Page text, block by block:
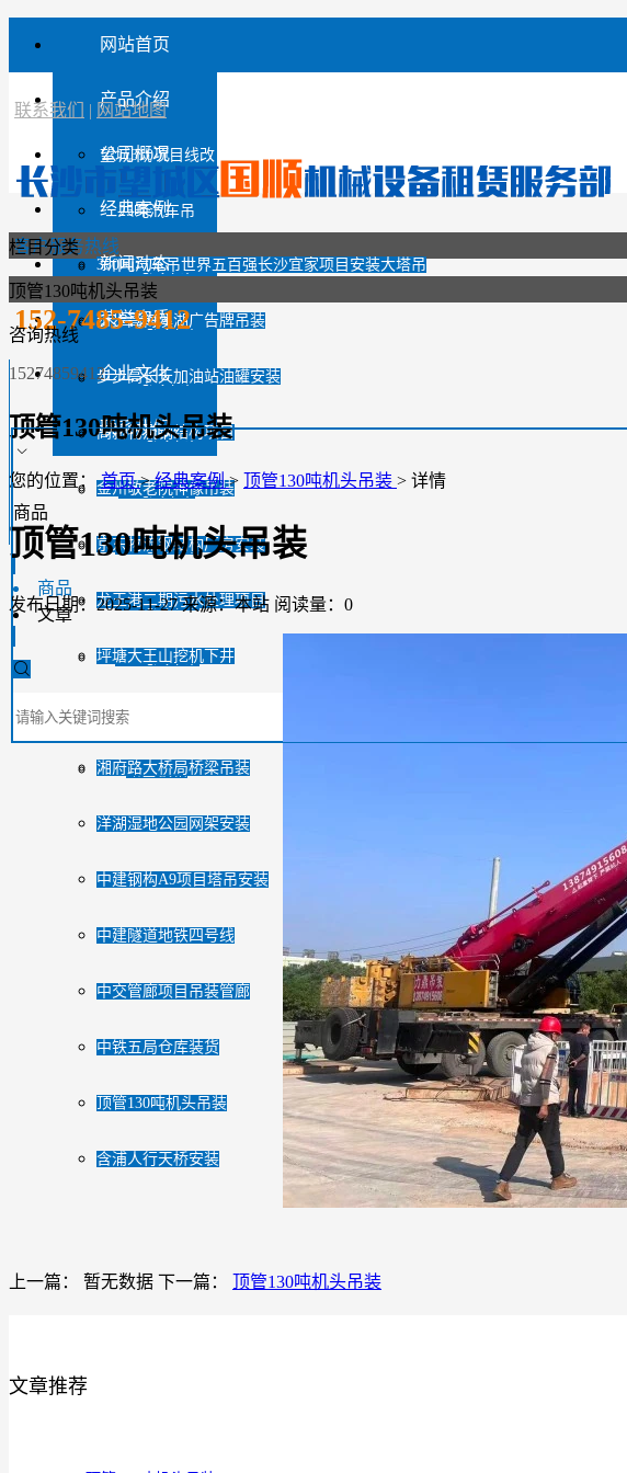
网站首页
产品介绍
望城310项目线改
25吨汽车吊
80吨汽车吊
130吨汽车吊
35吨汽车吊
100吨汽车吊
55吨汽车吊
220吨汽车吊
350吨汽车吊
500吨汽车吊
高空作业车
路基板箱
公司概况
经典案例
350吨汽车吊世界五百强长沙宜家项目安装大塔吊
步步高梅溪湖广告牌吊装
步步高长天加油站油罐安装
高新物流钢结构项目
金州敬老院神像吊装
京东物流钢结构厂房安装
龙王港二期污水处理项目
坪塘大王山挖机下井
咸嘉湖路人行天桥安装
湘府路大桥局桥梁吊装
洋湖湿地公园网架安装
中建钢构A9项目塔吊安装
中建隧道地铁四号线
中交管廊项目吊装管廊
中铁五局仓库装货
顶管130吨机头吊装
含浦人行天桥安装
新闻动态
荣誉资质
企业文化
联系我们
联系我们 | 网站地图
客户服务热线
152-7485-9412
商品
商品
文章
栏目分类
顶管130吨机头吊装
咨询热线
15274859412
顶管130吨机头吊装
您的位置：首页> 经典案例> 顶管130吨机头吊装 > 详情
顶管130吨机头吊装
发布日期：2025-11-27 来源：本站 阅读量：0
上一篇： 暂无数据 下一篇： 顶管130吨机头吊装
文章推荐